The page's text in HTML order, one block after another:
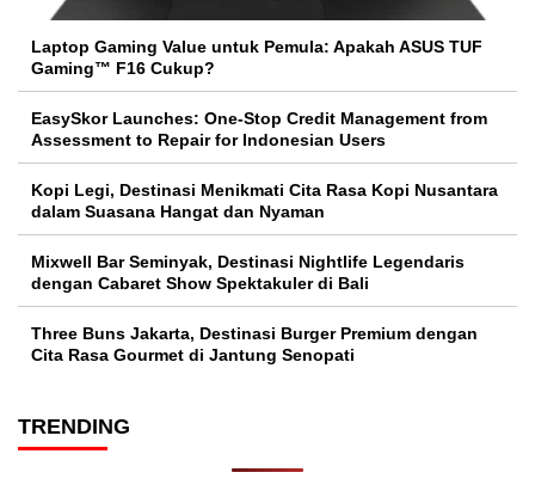
Laptop Gaming Value untuk Pemula: Apakah ASUS TUF
Gaming™ F16 Cukup?
EasySkor Launches: One-Stop Credit Management from
Assessment to Repair for Indonesian Users
Kopi Legi, Destinasi Menikmati Cita Rasa Kopi Nusantara
dalam Suasana Hangat dan Nyaman
Mixwell Bar Seminyak, Destinasi Nightlife Legendaris
dengan Cabaret Show Spektakuler di Bali
Three Buns Jakarta, Destinasi Burger Premium dengan
Cita Rasa Gourmet di Jantung Senopati
TRENDING